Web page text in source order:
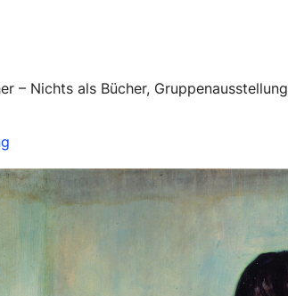
– Nichts als Bücher, Gruppenausstellung